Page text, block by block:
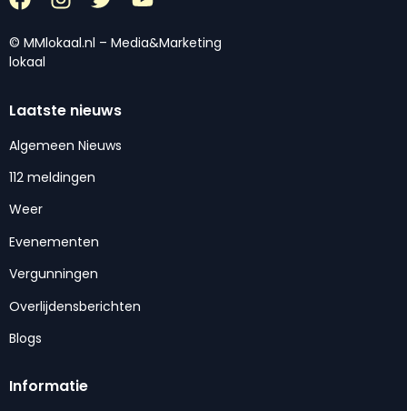
© MMlokaal.nl – Media&Marketing
lokaal
Laatste nieuws
Algemeen Nieuws
112 meldingen
Weer
Evenementen
Vergunningen
Overlijdensberichten
Blogs
Informatie